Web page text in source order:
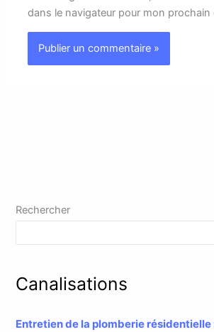
dans le navigateur pour mon prochain
Rechercher
Canalisations
Entretien de la plomberie résidentielle